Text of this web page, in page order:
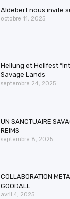
Aldebert nous invite
octobre 11, 2025
Heilung et Hellfest
Savage Lands
septembre 24, 2025
UN SANCTUAIRE
REIMS
septembre 8, 2025
COLLABORATION
GOODALL
avril 4, 2025